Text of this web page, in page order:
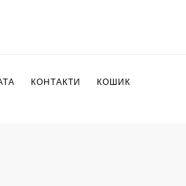
КОНТАКТИ КОШИК